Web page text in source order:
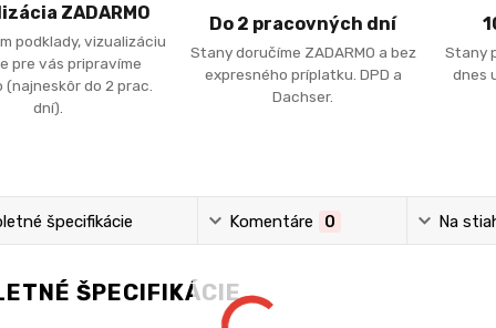
ZADARMO
podklady, vizualizáciu
pre vás pripravíme
(najneskôr do 2 prac.
dní).
Do 2 pracovných dní
Stany doručíme ZADARMO a bez
expresného príplatku. DPD a
Dachser.
Stany
dnes
špecifikácie Komentáre 0 Na
ŠPECIFIKÁCIE